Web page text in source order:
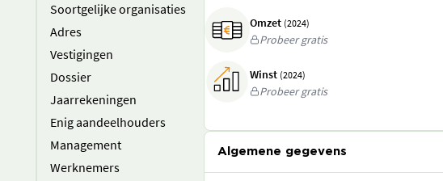
Soortgelijke organisaties
Adres
Vestigingen
Dossier
Jaarrekeningen
Enig aandeelhouders
Management
Werknemers
Omzet (2024)
Probeer gratis
Winst (2024)
Probeer gratis
Algemene gegevens